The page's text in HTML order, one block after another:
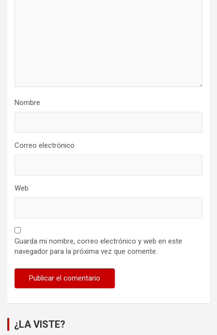
Nombre
Correo electrónico
Web
Guarda mi nombre, correo electrónico y web en este
navegador para la próxima vez que comente.
¿LA VISTE?